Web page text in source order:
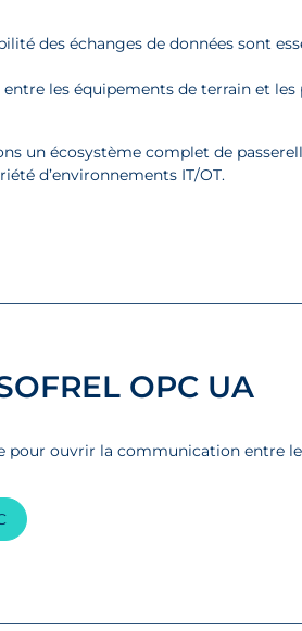
des échanges de données sont
les équipements de terrain et
un écosystème complet de
d’environnements IT/OT.
OPC UA
pour ouvrir la communication entre